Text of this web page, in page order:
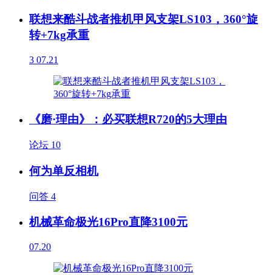
联想来酷斗战者推机甲风支架LS103，360°旋
转+7kg承重
3 07.21
《磨·理由》：必买联想R720的5大理由
论坛 10
何为单反相机
问答 4
机械革命极光16Pro直降3100元
07.20